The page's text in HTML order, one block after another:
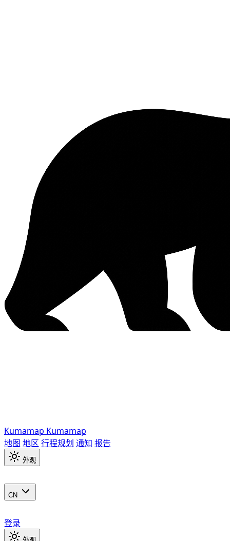
Kumamap Kumamap
地图 地区 行程规划 通知 报告
外观
CN
登录